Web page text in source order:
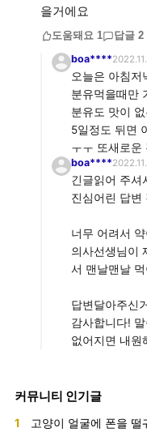
을거에요
도움돼요 1 답글 2
boa****
오늘은 아침저
분유먹을때만
분유도 맛이
5일정도 뒤면
ㅜㅜ 또새로운
boa****
긴글읽어 주셔
진심어린 답변
너무 어려서
의사선생님이
서 맨날맨날
답변달아주신
감사합니다!
없어지면 내원
커뮤니티 인기글
1 고양이 얼굴에 폰을 떨